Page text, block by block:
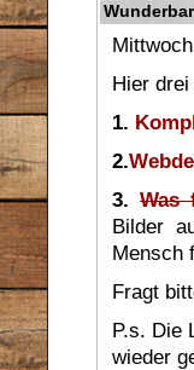
Hier
1.
2.
3.Was
Bilder
Mensch
Fragt
P.s. Die
wieder